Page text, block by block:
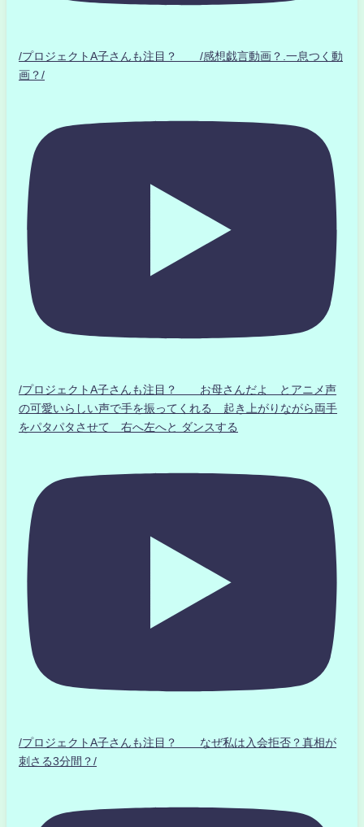
/プロジェクトA子さんも注目？ /感想戯言動画？.一息つく動
画？/
/プロジェクトA子さんも注目？ お母さんだよ とアニメ声
の可愛いらしい声で手を振ってくれる 起き上がりながら両手
をパタパタさせて 右へ左へと ダンスする
/プロジェクトA子さんも注目？ なぜ私は入会拒否？真相が
刺さる3分間？/